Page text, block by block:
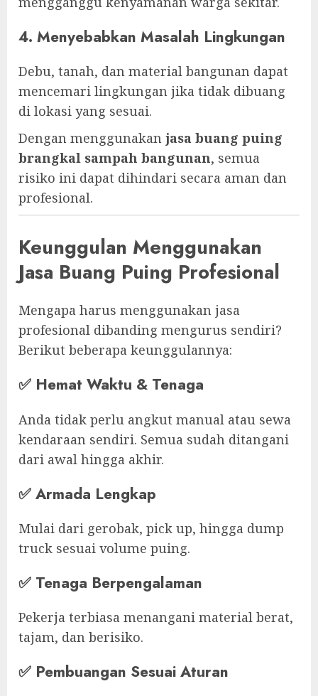
4. Menyebabkan Masalah Lingkungan
Debu, tanah, dan material bangunan dapat
mencemari lingkungan jika tidak dibuang
di lokasi yang sesuai.
Dengan menggunakan jasa buang puing
brangkal sampah bangunan, semua
risiko ini dapat dihindari secara aman dan
profesional.
Keunggulan Menggunakan
Jasa Buang Puing Profesional
Mengapa harus menggunakan jasa
profesional dibanding mengurus sendiri?
Berikut beberapa keunggulannya:
✅ Hemat Waktu & Tenaga
Anda tidak perlu angkut manual atau sewa
kendaraan sendiri. Semua sudah ditangani
dari awal hingga akhir.
✅Armada Lengkap
Mulai dari gerobak, pick up, hingga dump
truck sesuai volume puing.
✅ Tenaga Berpengalaman
Pekerja terbiasa menangani material berat,
tajam, dan berisiko.
✅ Pembuangan Sesuai Aturan